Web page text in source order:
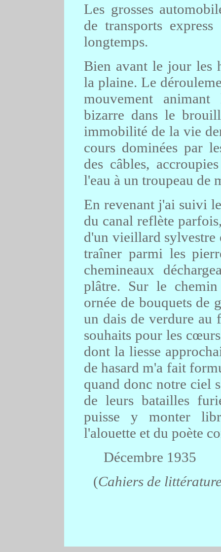
Les grosses
de transports
longtemps.
Bien avant le jour les
la plaine. Le
mouvement
bizarre dans le
immobilité de la vie
cours dominées par
des câbles,
l'eau à un troupeau de
En revenant j'ai suivi
du canal reflète
d'un vieillard sylvestre
traîner parmi les
chemineaux
plâtre. Sur le
ornée de bouquets
un dais de verdure au
souhaits pour les
dont la liesse
de hasard m'a fait
quand donc notre ciel
de leurs batailles
puisse y monter
l'alouette et du poète
Décembre 1935
(Cahiers de